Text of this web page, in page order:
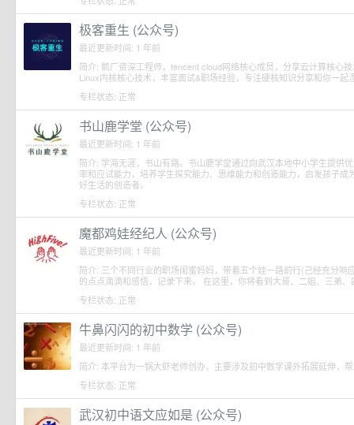
极客重生 (公众号)
最近更新时间: 1 年前
简介: 鹅厂资深工程师，tencent cloud网络核心成员，分享云计算核心
Linux内核核心技术，丰富面试&职场经验，专注硬核知识分享和你一起
专栏状态: 正常
书山鹿学堂 (公众号)
最近更新时间: 1 年前
简介: 学海无涯，书山有路。书山鹿学堂通过向武汉本地中小学生提供
率和应试能力，培养学生探究能力、思维能力和创造能力，启发孩子
好生活的创造者。
专栏状态: 正常
魔都鸡娃经纪人 (公众号)
最近更新时间: 1 年前
简介: 三个不同行业的职场闺蜜妈妈，带着五个娃一路前行(己经充分
的点点滴滴和感悟，记录下来。 在这里，你将看到大哥、二姐、三弟
专栏状态: 正常
牛鼻闪闪的初中数学 (公众号)
最近更新时间: 1 年前
简介: 本平台为一锅大虾老师创办，主要涉及初中数学课外拓展延伸，
专栏状态: 正常
武汉初中语文应如是 (公众号)